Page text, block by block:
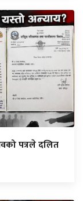
पत्रले दलित